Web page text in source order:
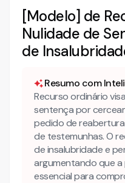
RAZÕES DO RECURSO
I – PRELIMINARMENTE
1. Da nulidade do
[Modelo] de
Nulidade de
de
Resumo com
Recurso ordinário
sentença por
pedido de
de testemunhas. O
de insalubridade e
argumentando que
essencial para